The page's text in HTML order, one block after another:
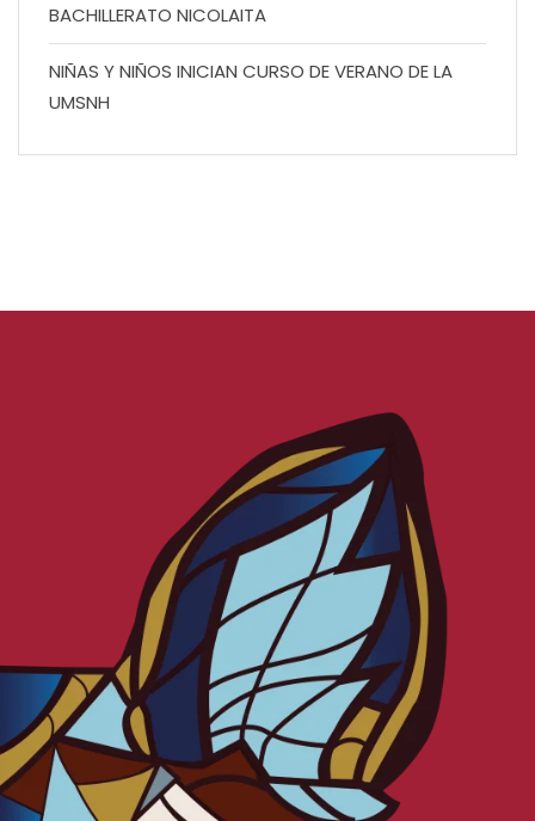
BACHILLERATO NICOLAITA
NIÑAS Y NIÑOS INICIAN CURSO DE VERANO DE LA
UMSNH